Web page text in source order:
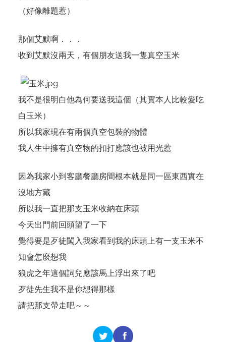
（好像離題惹）
那個艾默啊．．．
收到艾默沒兩天，有個朋友送我一隻真空玉米
我不是很明白他為何要送我這個（其實本人比較愛吃
白玉米）
所以我家現在有兩個真空包裝的物體
我人生中擁有真空物的扣打應該也被用光惹
因為我家小到客廳餐廳房間根本就是同一區東西實在
沒地方藏
所以我一直把那支玉米收納在床頭
今天出門前回頭望了一下
覺得要是歹徒闖入我家看到我的床頭上有一支玉米不
知會怎麼想我
狼虎之年這個詞兒應該馬上浮出來了吧
歹徒先生我不是你想得那樣
請把那支帶走吧～～